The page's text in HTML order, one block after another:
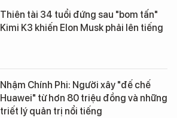
Thiên tài 34 tuổi đứng sau "bom tấn"
Kimi K3 khiến Elon Musk phải lên tiếng
Nhậm Chính Phi: Người xây "đế chế
Huawei" từ hơn 80 triệu đồng và những
triết lý quản trị nổi tiếng